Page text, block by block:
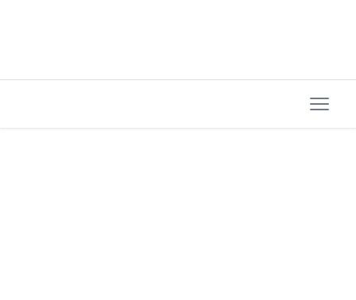
implicações